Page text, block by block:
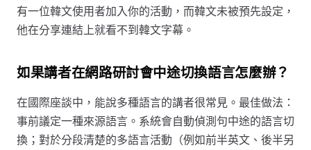
有一位韓文使用者加入你的活動，而韓文未被預先設定，
他在分享連結上就看不到韓文字幕。
如果講者在網路研討會中途切換語言怎麼辦？
在國際座談中，能說多種語言的講者很常見。最佳做法：
事前議定一種來源語言。系統會自動偵測句中途的語言切
換；對於分段清楚的多語言活動（例如前半英文、後半另